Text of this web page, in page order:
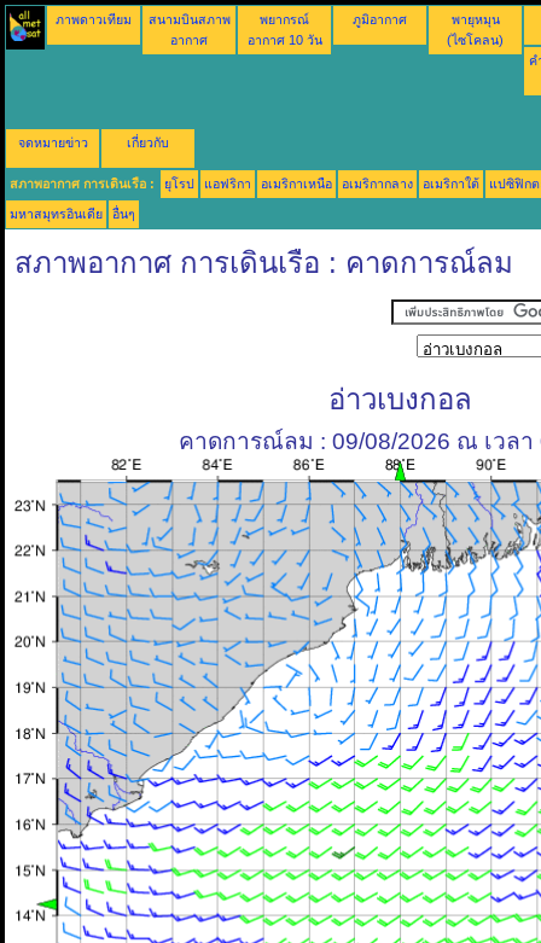
ภาพดาวเทียม
สนามบินสภาพ
อากาศ
พยากรณ์
อากาศ 10 วัน
ภูมิอากาศ
พายุหมุน
(ไซโคลน)
ค
จดหมายข่าว เกี่ยวกับ
สภาพอากาศ การเดินเรือ : ยุโรป แอฟริกา อเมริกาเหนือ อเมริกากลาง อเมริกาใต้ แปซิฟิกต
มหาสมุทรอินเดีย อื่นๆ
สภาพอากาศ การเดินเรือ : คาดการณ์ลม
อ่าวเบงกอล
คาดการณ์ลม : 09/08/2026 ณ เวลา